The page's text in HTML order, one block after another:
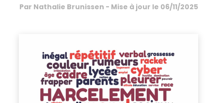
Par Nathalie Brunissen - Mise à jour le 06/11/2025